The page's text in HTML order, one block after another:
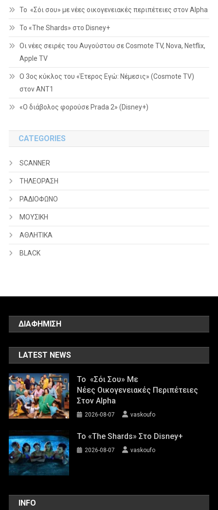
Το «Σόι σου» με νέες οικογενειακές περιπέτειες στον Alpha
To «The Shards» στο Disney+
Οι νέες σειρές του Αυγούστου σε Cosmote TV, Nova, Netflix,
Apple TV
Ο 3ος κύκλος του «Έτερος Εγώ: Νέμεσις» (Cosmote TV)
στον ΑΝΤ1
«Ο διάβολος φορούσε Prada 2» (Disney+)
CATEGORIES
SCANNER
ΤΗΛΕΟΡΑΣΗ
ΡΑΔΙΟΦΩΝΟ
ΜΟΥΣΙΚΗ
ΑΘΛΗΤΙΚΑ
BLACK
ΔΙΑΦΗΜΙΣΗ
LATEST NEWS
Το «Σόι Σου» Με
Νέες Οικογενειακές Περιπέτειες
Στον Alpha
2026-08-07 vaskoufo
To «The Shards» Στο Disney+
2026-08-07 vaskoufo
INFO